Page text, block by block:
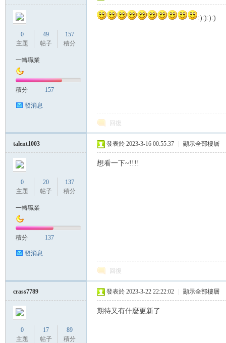
0
主題
49
帖子
157
積分
一轉職業
積分 157
發消息
:):):):)
回復
talent1003
0
主題
20
帖子
137
積分
一轉職業
積分 137
發消息
發表於 2023-3-16 00:55:37 顯示全部樓層
想看一下~!!!!
回復
crass7789
0
主題
17
帖子
89
積分
發表於 2023-3-22 22:22:02 顯示全部樓層
期待又有什麼更新了